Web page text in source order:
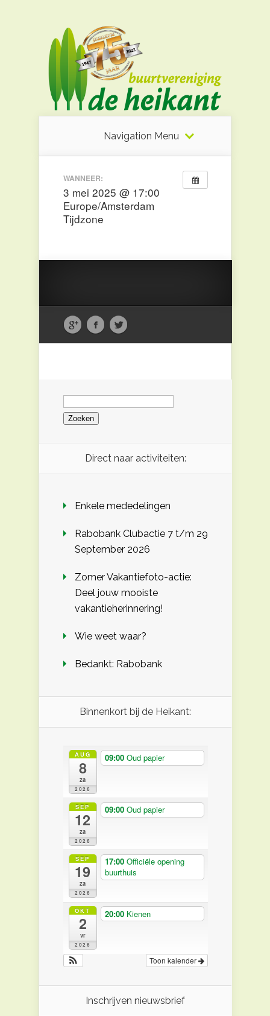
Navigation Menu
WANNEER:
3 mei 2025 @ 17:00
Europe/Amsterdam
Tijdzone
Zoeken
naar:
Direct naar activiteiten:
Enkele mededelingen
Rabobank Clubactie 7 t/m 29
September 2026
Zomer Vakantiefoto-actie:
Deel jouw mooiste
vakantieherinnering!
Wie weet waar?
Bedankt: Rabobank
Binnenkort bij de Heikant:
AUG
8
za
2026
09:00 Oud papier
SEP
12
za
2026
09:00 Oud papier
SEP
19
za
2026
17:00 Officiële opening
buurthuis
OKT
2
vr
2026
20:00 Kienen
Toon kalender
Inschrijven nieuwsbrief